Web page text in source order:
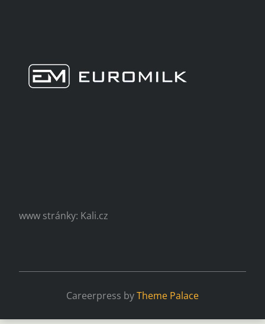
www stránky: Kali.cz
Careerpress byTheme Palace